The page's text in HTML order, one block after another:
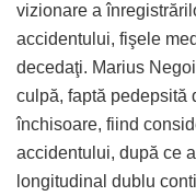
vizionare a
accidentului, fişele
decedaţi. Marius
culpă, faptă pedepsită
închisoare, fiind
accidentului, după ce
longitudinal dublu